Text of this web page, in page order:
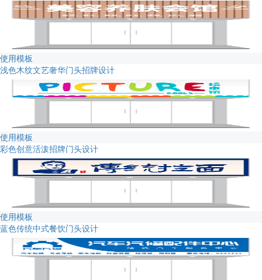
使用模板
浅色木纹文艺奢华门头招牌设计
使用模板
彩色创意活泼招牌门头设计
使用模板
蓝色传统中式餐饮门头设计